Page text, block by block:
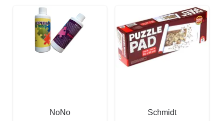
NoNo
Schmidt